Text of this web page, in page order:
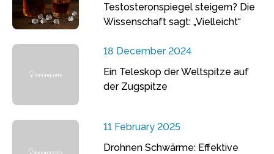
Testosteronspiegel steigern? Die
Wissenschaft sagt: „Vielleicht“
18 December 2024
Ein Teleskop der Weltspitze auf
der Zugspitze
11 February 2025
Drohnen Schwärme: Effektive